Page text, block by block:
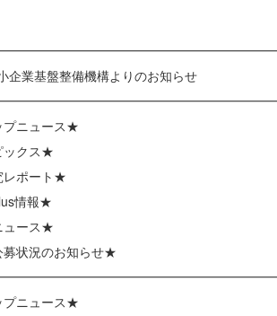
業基盤整備機構よりのお知らせ
プニュース★
ックス★
レポート★
情報★
ュース★
募状況のお知らせ★
プニュース★